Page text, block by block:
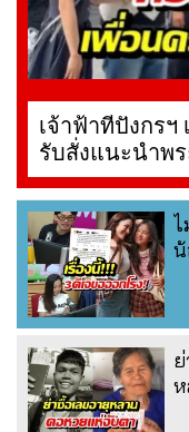
เจ้าฟ้าทีปังกรฯ
รับสั่งแนะนำพ
ไ